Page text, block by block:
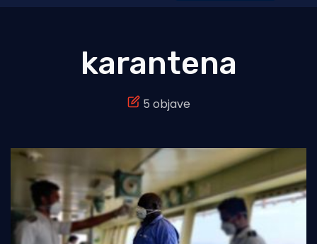
Morski plus
Otoci
Turizam i nautika
Pomorstvo
karantena
5 objave